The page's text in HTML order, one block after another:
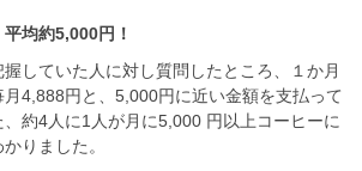
平均約5,000円！
していた人に対し質問したところ、１か月
4,888円と、5,000円に近い金額を支払って
約4人に1人が月に5,000 円以上コーヒーに
りました。